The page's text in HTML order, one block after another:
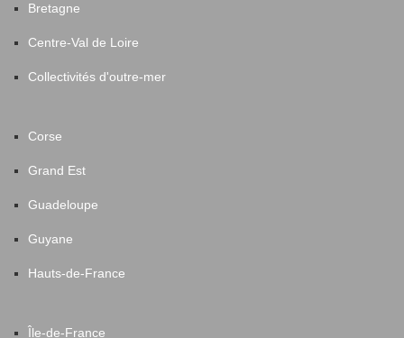
Bretagne
Centre-Val de Loire
Collectivités d'outre-mer
Corse
Grand Est
Guadeloupe
Guyane
Hauts-de-France
Île-de-France